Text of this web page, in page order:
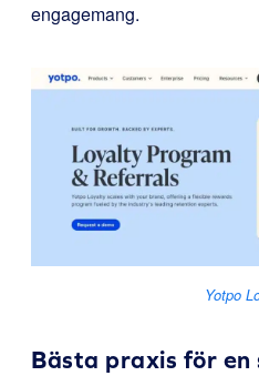
engagemang.
Yotpo
Bästa praxis för en